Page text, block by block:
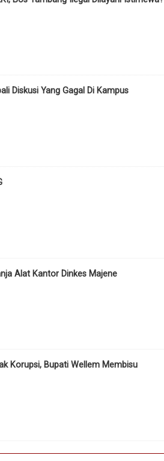
Diskusi Yang Gagal Di Kampus
Alat Kantor Dinkes Majene
Korupsi, Bupati Wellem Membisu